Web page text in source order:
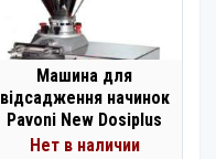
Машина для
відсадження начинок
Pavoni New Dosiplus
Нет в наличии